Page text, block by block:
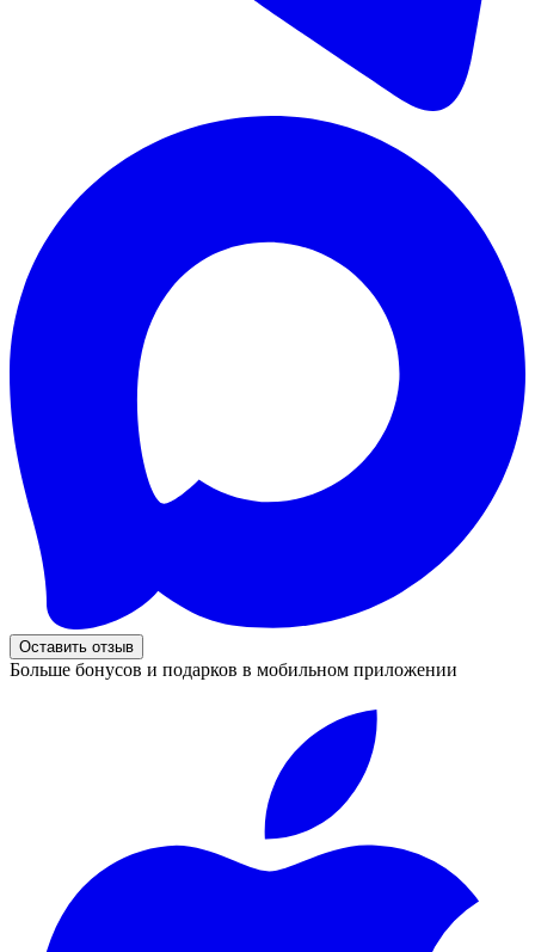
Оставить отзыв
Больше бонусов и подарков в мобильном приложении